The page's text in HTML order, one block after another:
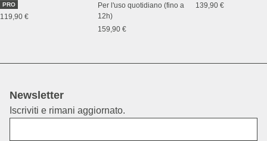
PRO
119,90 €
Per l'uso quotidiano (fino a
12h)
159,90 €
139,90 €
Newsletter
Iscriviti e rimani aggiornato.